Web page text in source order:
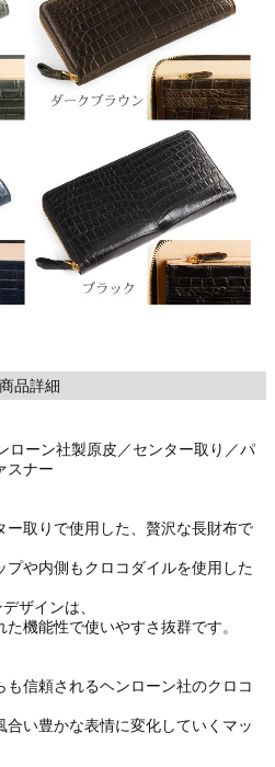
商品詳細
ローン社製原皮／センター取り／パ
スナー
ー取りで使用した、贅沢な長財布で
や内側もクロコダイルを使用した
ザインは、
機能性で使いやすさ抜群です。
信頼されるヘンローン社のクロコ
い豊かな表情に変化していくマッ